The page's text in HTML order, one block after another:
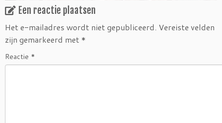
Een reactie plaatsen
Het e-mailadres wordt niet gepubliceerd. Vereiste velden
zijn gemarkeerd met *
Reactie *